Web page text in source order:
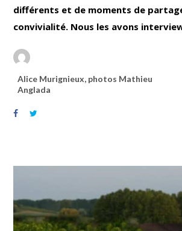
différents et de moments de
convivialité. Nous les avons
Alice Murignieux, photos Mathieu
Anglada